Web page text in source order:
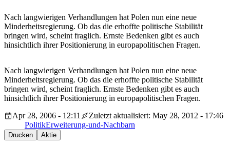
Nach langwierigen Verhandlungen hat Polen nun eine neue
Minderheitsregierung. Ob das die erhoffte politische Stabilität
bringen wird, scheint fraglich. Ernste Bedenken gibt es auch
hinsichtlich ihrer Positionierung in europapolitischen Fragen.
Nach langwierigen Verhandlungen hat Polen nun eine neue
Minderheitsregierung. Ob das die erhoffte politische Stabilität
bringen wird, scheint fraglich. Ernste Bedenken gibt es auch
hinsichtlich ihrer Positionierung in europapolitischen Fragen.
Apr 28, 2006 - 12:11
Zuletzt aktualisiert: May 28, 2012 - 17:46
PolitikErweiterung-und-Nachbarn
Drucken Aktie